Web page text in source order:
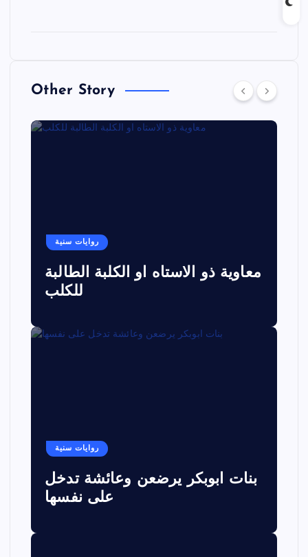
Other Story
روايات سنية
معاوية ذو الاستاه او الكلبة الطالبة
للكلب
روايات سنية
بنات ابوبكر يرضعن وعائشة تدخل
على نفسها